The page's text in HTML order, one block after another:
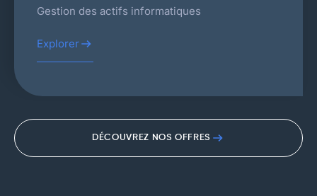
Gestion des actifs informatiques
Explorer
DÉCOUVREZ NOS OFFRES